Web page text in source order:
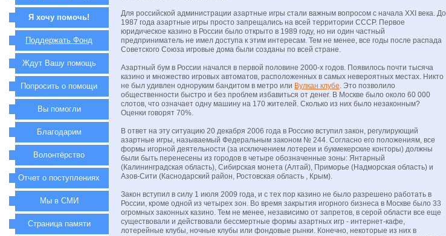
Для российской администрации азартные игры стали важным вопросом с начала XXI века. До
1987 года азартные игры просто запрещались на всей территории СССР. Первое
юридическое казино в России было открыто в 1989 году, но ни один частный
предприниматель не имел доступа к этим интересам. Тем не менее, все годы после распада
Советского Союза игровые дома были созданы по всей стране.
Азартный бум в России начался в первой половине 2000-х годов. Появилось почти тысяча
казино и множество игровых автоматов, расположенных в самых невероятных местах. Никто
не был удивлен одноруким бандитом в метро или Вулкан клубе. Это позволило
общественности быстро и без проблем избавиться от денег. В Москве было около 60 000
слотов, что означает одну машину на 170 жителей. Сколько из них было незаконным?
Оценки говорят 70%.
В ответ на эту ситуацию 20 декабря 2006 года в Россию вступил закон, регулирующий
азартные игры, называемый Федеральным законом № 244. Согласно его положениям, все
формы игорной деятельности (за исключением лотереи и букмекерские конторы) должны
были быть перенесены из городов в четыре обозначенные зоны: Янтарный
(Калининградская область), Сибирская монета (Алтай), Приморье (Надморская область) и
Азов-Сити (Каснодарский район, Ростовская область , Крым).
Закон вступил в силу 1 июля 2009 года, и с тех пор казино не было разрешено работать в
России, кроме одной из четырех зон. Во время закрытия игорного бизнеса в Москве было 33
огромных законных казино. Тем не менее, независимо от запретов, в серой области все еще
существовали и действовали бессмертные формы азартных игр - интернет-кафе,
лотерейные клубы, ночные клубы или фондовые рынки. Конечно, некоторые из них в
Я хочу помочь!
Поддержать Фонд
Ждут Вашу помощь
Попросить о помощи
Вы помогли
Благодарим
Волонтёрство
Отчет о поступлениях
Мы в СМИ
Страница памяти